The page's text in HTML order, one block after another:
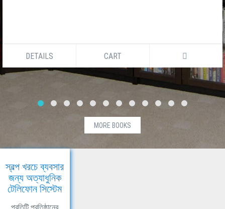
DETAILS CART
MORE BOOKS
স্বল্প খরচে ব্যবসার
জন্য অত্যাধুনিক
টেলিফোন সিস্টেম